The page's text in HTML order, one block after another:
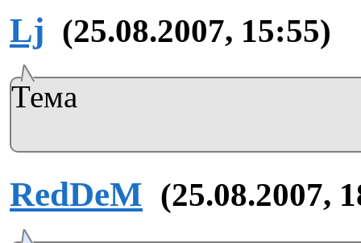
Lj (25.08.2007, 15:55)
Тема
RedDeM (25.08.2007,